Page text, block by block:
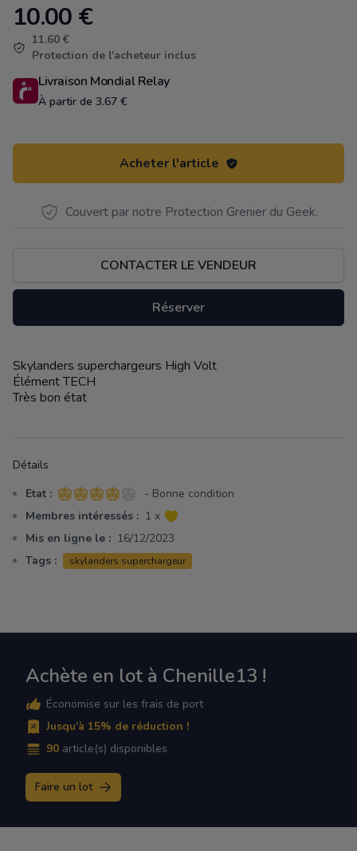
Product information
10.00 €
11.60 €
Protection de l'acheteur inclus
Livraison Mondial Relay
À partir de 3.67 €
Acheter l'article
Couvert par notre Protection Grenier du Geek.
CONTACTER LE VENDEUR
Réserver
Description
Skylanders superchargeurs High Volt
Élément TECH
Très bon état
Détails
Etat : 4 sur 5 étoiles
- Bonne condition
Membres intéressés : 1 x
Mis en ligne le : 16/12/2023
Tags :
skylanders superchargeur
Achète en lot à Chenille13 !
Économise sur les frais de port
Jusqu'à 15% de réduction !
90 article(s) disponibles
Faire un lot